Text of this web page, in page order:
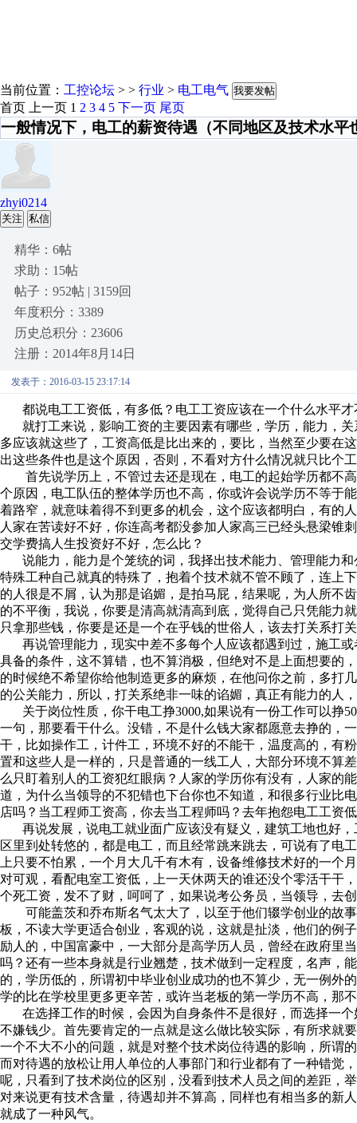
当前位置： 工控论坛 > > 行业 > 电工电气 我要发帖
首页 上一页 1 2 3 4 5 下一页 尾页
一般情况下，电工的薪资待遇（不同地区及技术水平
zhyi0214
关注 私信
精华：6帖
求助：15帖
帖子：952帖 | 3159回
年度积分：3389
历史总积分：23606
注册：2014年8月14日
发表于：2016-03-15 23:17:14
都说电工工资低，有多低？电工工资应该在一个什么水平才
就打工来说，影响工资的主要因素有哪些，学历，能力，关
多应该就这些了，工资高低是比出来的，要比，当然至少要在
出这些条件也是这个原因，否则，不看对方什么情况就只比个
首先说学历上，不管过去还是现在，电工的起始学历都不
个原因，电工队伍的整体学历也不高，你或许会说学历不等于
着路窄，就意味着得不到更多的机会，这个应该都明白，有的
人家在苦读好不好，你连高考都没参加人家高三已经头悬梁锥
交学费搞人生投资好不好，怎么比？
说能力，能力是个笼统的词，我择出技术能力、管理能力和
特殊工种自己就真的特殊了，抱着个技术就不管不顾了，连上
的人很是不屑，认为那是谄媚，是拍马屁，结果呢，为人所不
的不平衡，我说，你要是清高就清高到底，觉得自己只凭能力
只拿那些钱，你要是还是一个在乎钱的世俗人，该去打关系打
再说管理能力，现实中差不多每个人应该都遇到过，施工或
具备的条件，这不算错，也不算消极，但绝对不是上面想要的
的时候绝不希望你给他制造更多的麻烦，在他问你之前，多打
的公关能力，所以，打关系绝非一味的谄媚，真正有能力的人
关于岗位性质，你干电工挣3000,如果说有一份工作可以挣
一句，那要看干什么。没错，不是什么钱大家都愿意去挣的，
干，比如操作工，计件工，环境不好的不能干，温度高的，
置和这些人是一样的，只是普通的一线工人，大部分环境不算
么只盯着别人的工资犯红眼病？人家的学历你有没有，人家的
道，为什么当领导的不犯错也下台你也不知道，和很多行业比
店吗？当工程师工资高，你去当工程师吗？去年抱怨电工工资
再说发展，说电工就业面广应该没有疑义，建筑工地也好，
区里到处转悠的，都是电工，而且经常跳来跳去，可说有了电
上只要不怕累，一个月大几千有木有，设备维修技术好的一
对可观，看配电室工资低，上一天休两天的谁还没个零活干干
个死工资，发不了财，呵呵了，如果说考公务员，当领导，去
可能盖茨和乔布斯名气太大了，以至于他们辍学创业的故
板，不读大学更适合创业，客观的说，这就是扯淡，他们的例
励人的，中国富豪中，一大部分是高学历人员，曾经在政府里
吗？还有一些本身就是行业翘楚，技术做到一定程度，名声，
的，学历低的，所谓初中毕业创业成功的也不算少，无一例外
学的比在学校里更多更辛苦，或许当老板的第一学历不高，那
在选择工作的时候，会因为自身条件不是很好，而选择一个
不嫌钱少。首先要肯定的一点就是这么做比较实际，有所求就
一个不大不小的问题，就是对整个技术岗位待遇的影响，所谓
而对待遇的放松让用人单位的人事部门和行业都有了一种错觉
呢，只看到了技术岗位的区别，没看到技术人员之间的差距，
对来说更有技术含量，待遇却并不算高，同样也有相当多的新
就成了一种风气。